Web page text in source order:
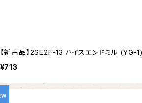
【新古品】2SE2F-13 ハイスエンドミル (YG-1)
¥713